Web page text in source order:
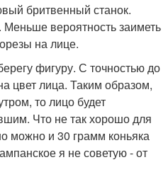
бритвенный станок.
вероятность заиметь
на лице.
фигуру. С точностью до
цвет лица. Таким образом,
то лицо будет
Что не так хорошо для
можно и 30 грамм коньяка
я не советую - от